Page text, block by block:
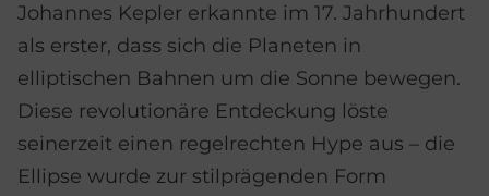
Johannes Kepler erkannte im 17. Jahrhundert
als erster, dass sich die Planeten in
elliptischen Bahnen um die Sonne bewegen.
Diese revolutionäre Entdeckung löste
seinerzeit einen regelrechten Hype aus – die
Ellipse wurde zur stilprägenden Form